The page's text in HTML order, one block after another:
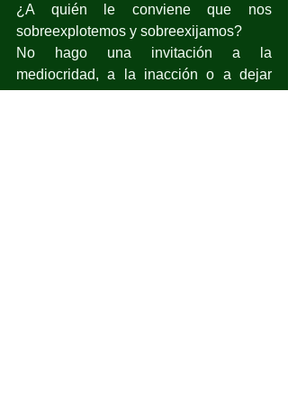
¿A quién le conviene que nos
sobreexplotemos y sobreexijamos?
No hago una invitación a la
mediocridad, a la inacción o a dejar